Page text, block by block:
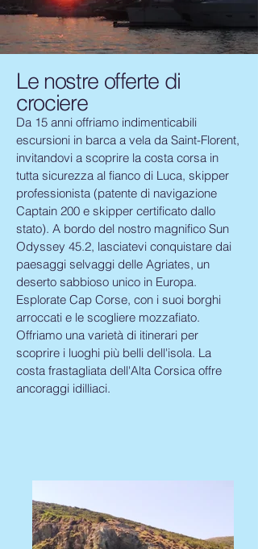
Le nostre offerte di
crociere
Da 15 anni offriamo indimenticabili
escursioni in barca a vela da Saint-Florent,
invitandovi a scoprire la costa corsa in
tutta sicurezza al fianco di Luca, skipper
professionista (patente di navigazione
Captain 200 e skipper certificato dallo
stato). A bordo del nostro magnifico Sun
Odyssey 45.2, lasciatevi conquistare dai
paesaggi selvaggi delle Agriates, un
deserto sabbioso unico in Europa.
Esplorate Cap Corse, con i suoi borghi
arroccati e le scogliere mozzafiato.
Offriamo una varietà di itinerari per
scoprire i luoghi più belli dell'isola. La
costa frastagliata dell'Alta Corsica offre
ancoraggi idilliaci.